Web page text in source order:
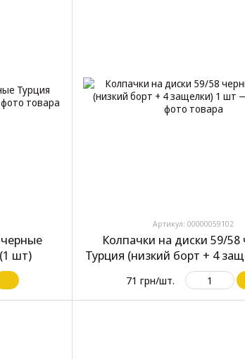
шт)
Артикул: 00000059102
Колпачки на диски 59/
Турция (низкий борт + 4
71 грн/шт.